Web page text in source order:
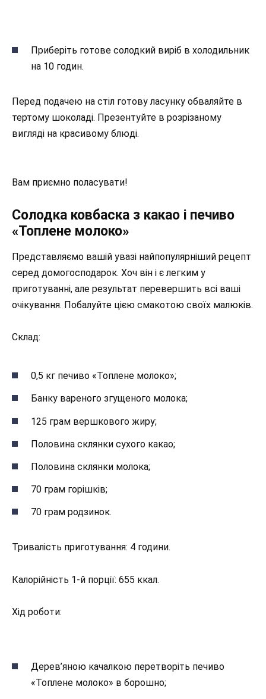
Приберіть готове солодкий виріб в холодильник
на 10 годин.
Перед подачею на стіл готову ласунку обваляйте в
тертому шоколаді. Презентуйте в розрізаному
вигляді на красивому блюді.
Вам приємно поласувати!
Солодка ковбаска з какао і печиво
«Топлене молоко»
Представляємо вашій увазі найпопулярніший рецепт
серед домогосподарок. Хоч він і є легким у
приготуванні, але результат перевершить всі ваші
очікування. Побалуйте цією смакотою своїх малюків.
Склад:
0,5 кг печиво «Топлене молоко»;
Банку вареного згущеного молока;
125 грам вершкового жиру;
Половина склянки сухого какао;
Половина склянки молока;
70 грам горішків;
70 грам родзинок.
Тривалість приготування: 4 години.
Калорійність 1-й порції: 655 ккал.
Хід роботи:
Дерев’яною качалкою перетворіть печиво
«Топлене молоко» в борошно;